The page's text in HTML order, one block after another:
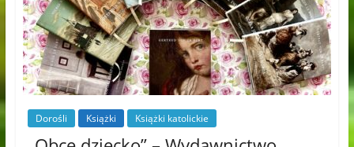
Dorośli Książki Książki katolickie